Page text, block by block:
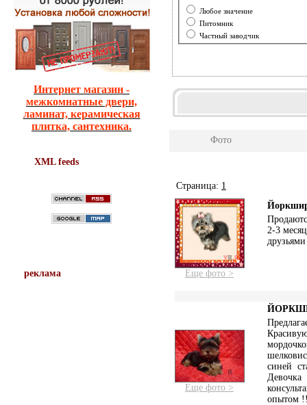
Интернет магазин -
межкомнатные двери,
ламинат, керамическая
плитка, сантехника.
XML feeds
реклама
Любое значение
Питомник
Частный заводчик
Фото
Страница: 1
Еще фото >
2-3
Еще фото >
синей
Девочка
опытом